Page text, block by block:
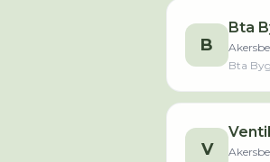
B
Bta
Bta
V